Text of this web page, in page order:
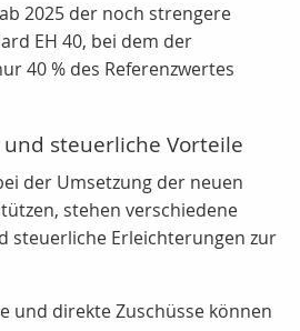
2025 der noch strengere
EH 40, bei dem der
40 % des Referenzwertes
steuerliche Vorteile
der Umsetzung der neuen
stehen verschiedene
steuerliche Erleichterungen zur
und direkte Zuschüsse können